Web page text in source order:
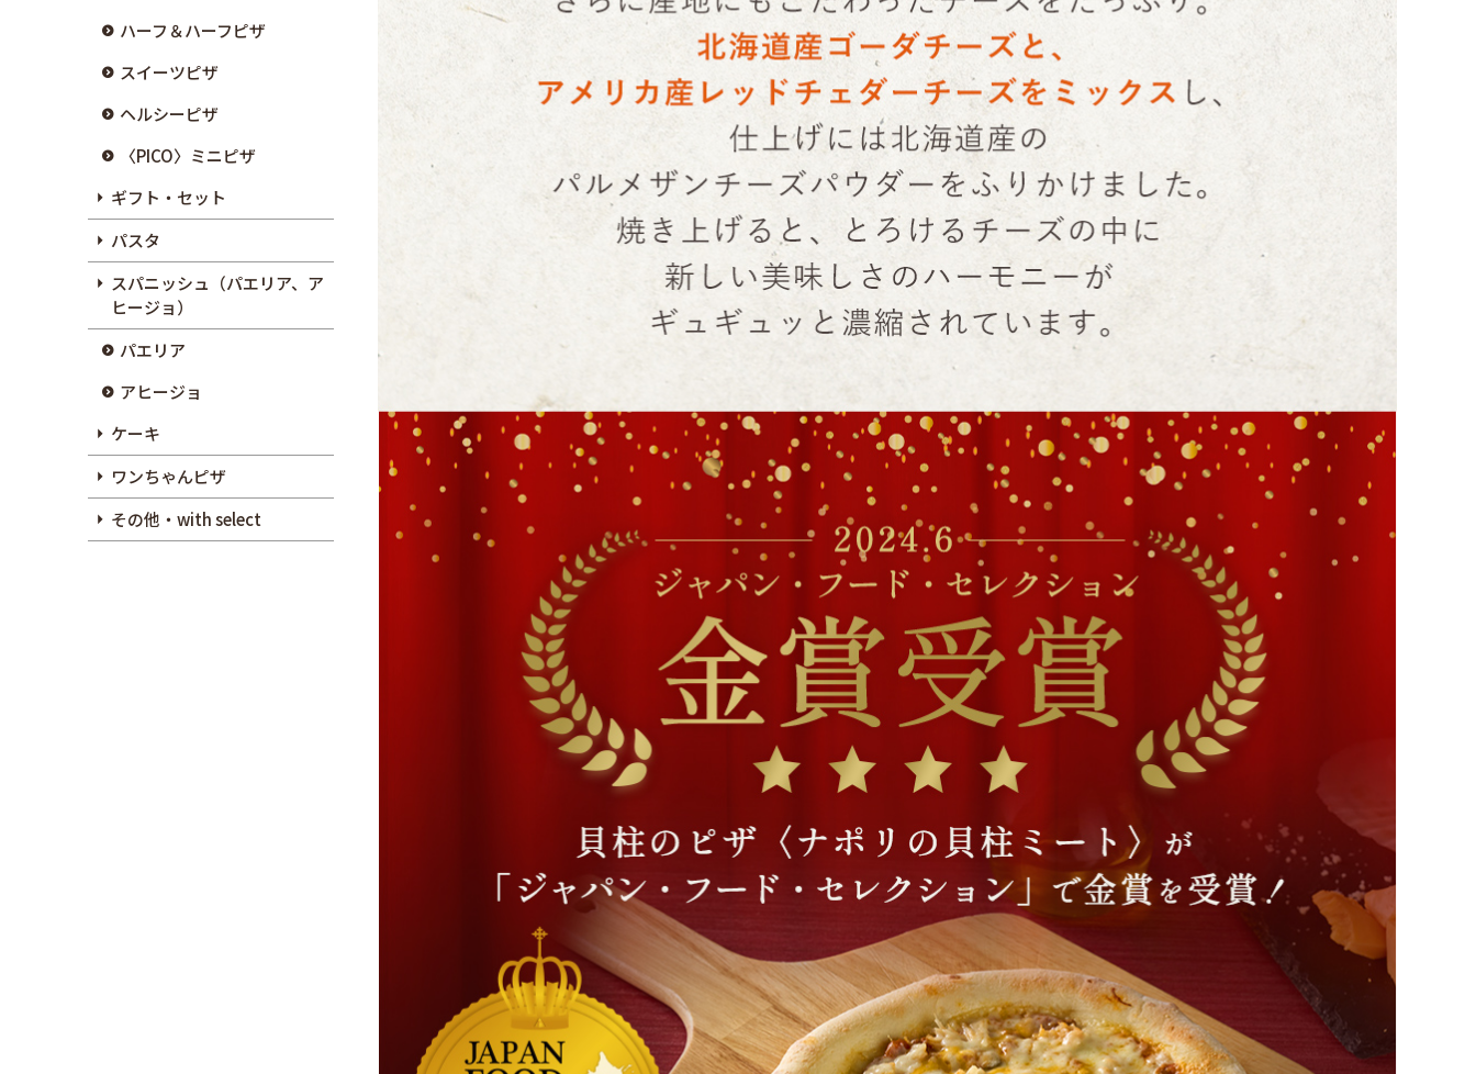
ハーフ＆ハーフピザ
スイーツピザ
ヘルシーピザ
〈PICO〉ミニピザ
ギフト・セット
パスタ
スパニッシュ（パエリア、ア
ヒージョ）
パエリア
アヒージョ
ケーキ
ワンちゃんピザ
その他・with select